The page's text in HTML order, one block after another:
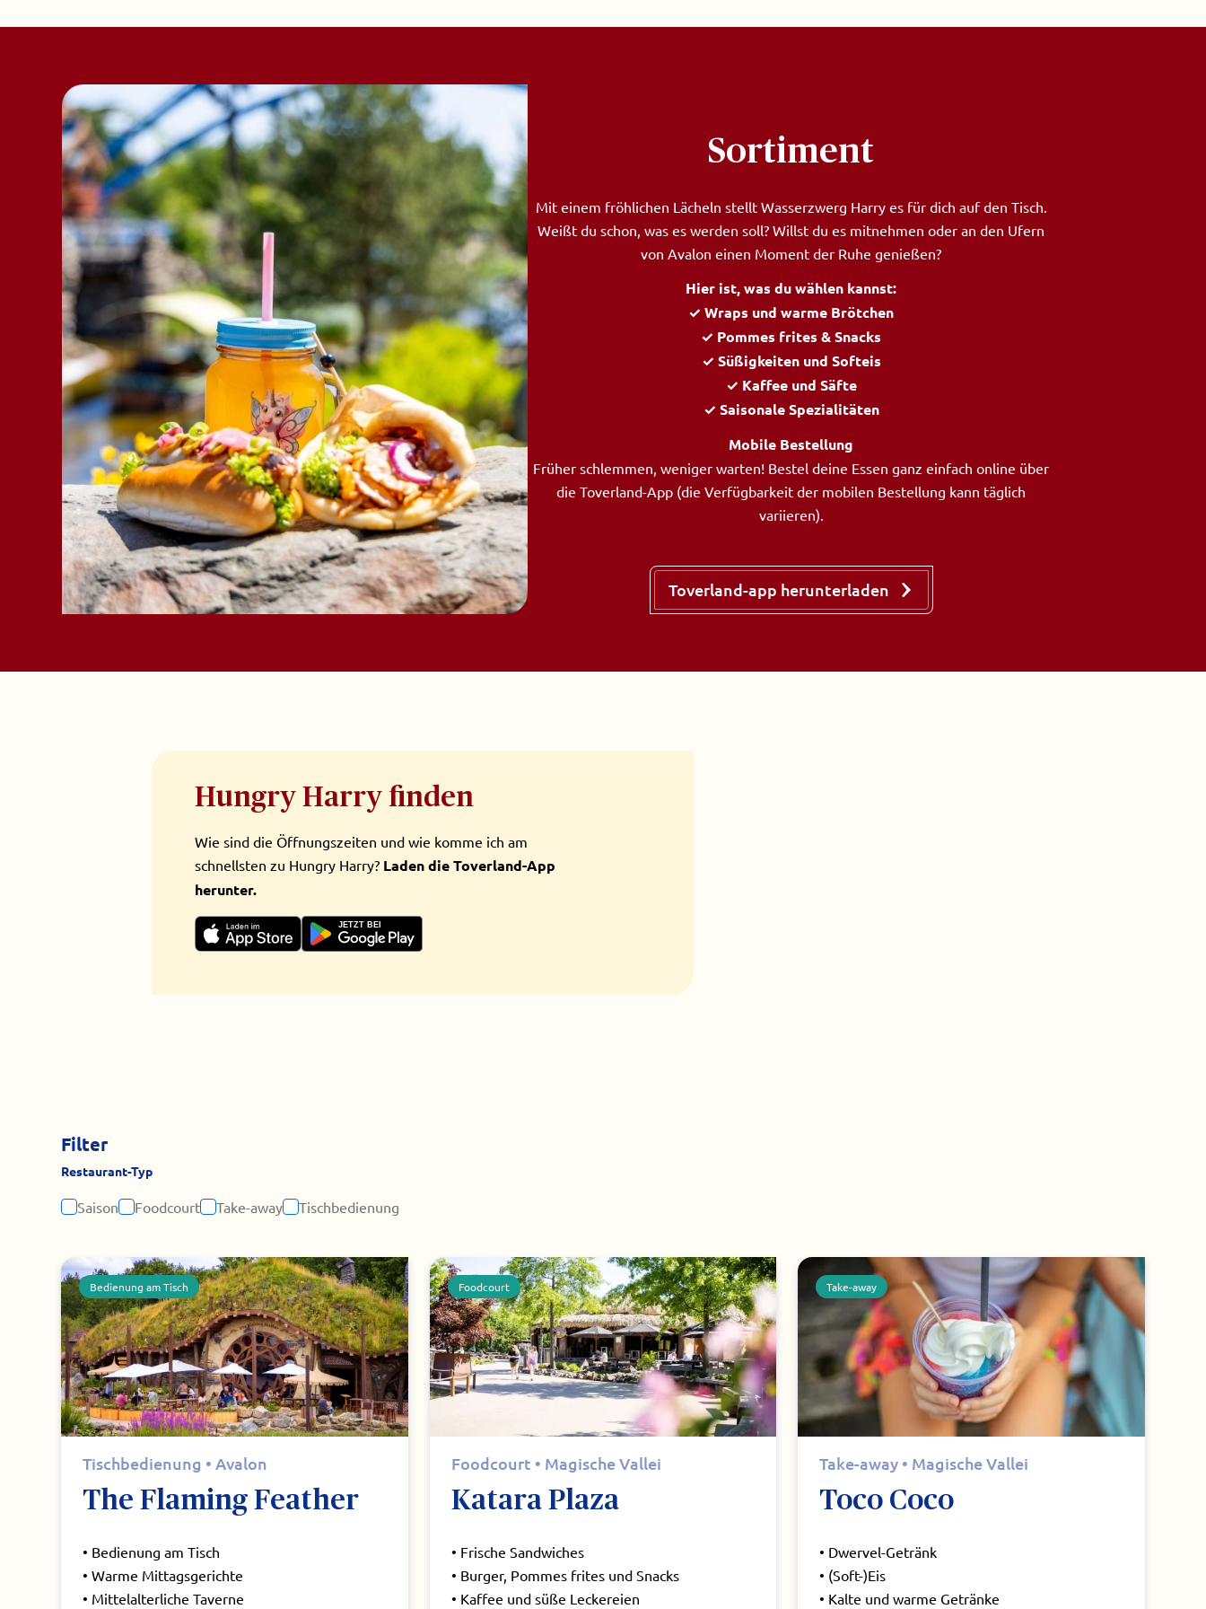
Sortiment
Mit einem fröhlichen Lächeln stellt Wasserzwerg Harry es für dich auf den Tisch.
Weißt du schon, was es werden soll? Willst du es mitnehmen oder an den Ufern
von Avalon einen Moment der Ruhe genießen?
Hier ist, was du wählen kannst:
✓ Wraps und warme Brötchen
✓ Pommes frites & Snacks
✓ Süßigkeiten und Softeis
✓ Kaffee und Säfte
✓ Saisonale Spezialitäten
Mobile Bestellung
Früher schlemmen, weniger warten! Bestel deine Essen ganz einfach online über
die Toverland-App (die Verfügbarkeit der mobilen Bestellung kann täglich
variieren).
Toverland-app herunterladen
Hungry Harry finden
Wie sind die Öffnungszeiten und wie komme ich am
schnellsten zu Hungry Harry? Laden die Toverland-App
herunter.
JETZT BEI
Filter
Restaurant-Typ
Saison Foodcourt Take-away Tischbedienung
Bedienung am Tisch
Tischbedienung • Avalon
The Flaming Feather
• Bedienung am Tisch
• Warme Mittagsgerichte
• Mittelalterliche Taverne
Foodcourt
Foodcourt • Magische Vallei
Katara Plaza
• Frische Sandwiches
• Burger, Pommes frites und Snacks
• Kaffee und süße Leckereien
Take-away
Take-away • Magische Vallei
Toco Coco
• Dwervel-Getränk
• (Soft-)Eis
• Kalte und warme Getränke